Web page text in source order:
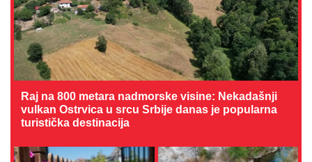
Raj na 800 metara nadmorske visine: Nekadašnji
vulkan Ostrvica u srcu Srbije danas je popularna
turistička destinacija